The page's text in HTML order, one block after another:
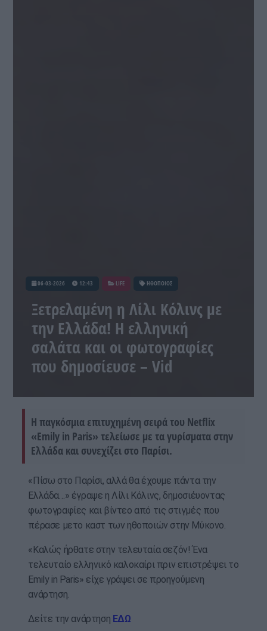
06-03-2026 12:43 LIFE ΗΘΟΠΟΙΟΣ
Ξετρελαμένη η Λίλι Κόλινς με
την Ελλάδα! Η ελληνική
σαλάτα και οι φωτογραφίες
που δημοσίευσε – Vid
Η παγκόσμια επιτυχημένη σειρά του Netflix
«Emily in Paris» τελείωσε με τα γυρίσματα στην
Ελλάδα και συνεχίζει στο Παρίσι.
«Πίσω στο Παρίσι, αλλά θα έχουμε πάντα την
Ελλάδα…» έγραψε η Λίλι Κόλινς, δημοσιέυοντας
φωτογραφίες και βίντεο από τις στιγμές που
πέρασε μετο καστ των ηθοποιών στην Μύκονο.
«Καλώς ήρθατε στην τελευταία σεζόν! Ένα
τελευταίο ελληνικό καλοκαίρι πριν επιστρέψει το
Emily in Paris» είχε γράψει σε προηγούμενη
ανάρτηση.
Δείτε την ανάρτηση ΕΔΩ